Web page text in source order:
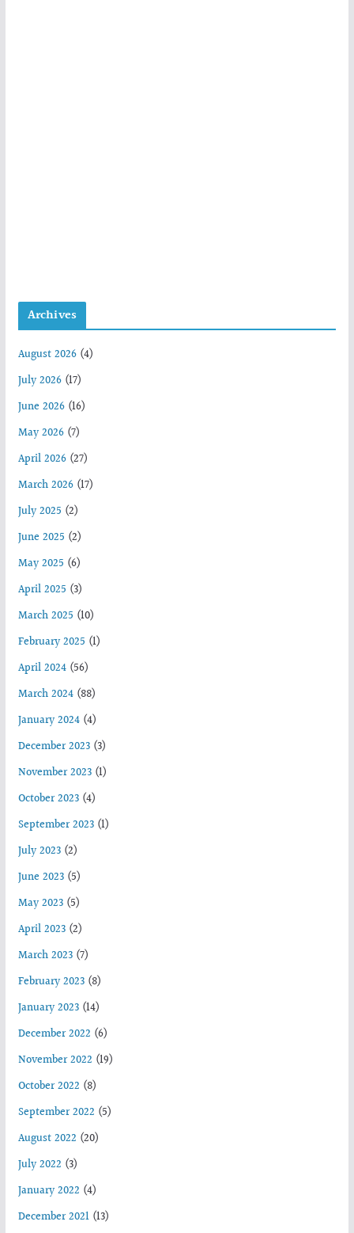
Archives
August 2026(4)
July 2026(17)
June 2026(16)
May 2026(7)
April 2026(27)
March 2026(17)
July 2025 (2)
June 2025 (2)
May 2025 (6)
April 2025 (3)
March 2025 (10)
February 2025 (1)
April 2024(56)
March 2024(88)
January 2024(4)
December 2023(3)
November 2023(1)
October 2023(4)
September 2023(1)
July 2023(2)
June 2023(5)
May 2023(5)
April 2023(2)
March 2023(7)
February 2023(8)
January 2023(14)
December 2022 (6)
November 2022 (19)
October 2022 (8)
September 2022 (5)
August 2022 (20)
July 2022 (3)
January 2022 (4)
December 2021(13)